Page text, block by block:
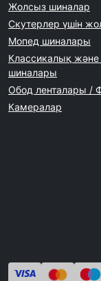
Жолсыз шиналар
Скутерлер үшін
Мопед шиналары
Классикалық және
шиналары
Обод ленталары /
Камералар